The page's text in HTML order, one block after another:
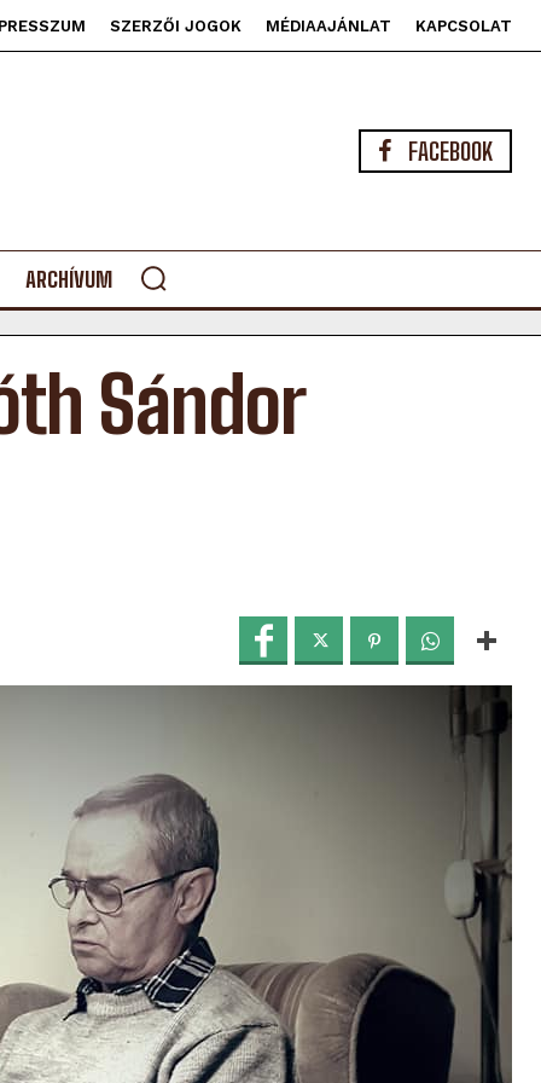
SZERZŐI JOGOK MÉDIAAJÁNLAT KAPCSOLAT
FACEBOOK
ARCHÍVUM
Sándor